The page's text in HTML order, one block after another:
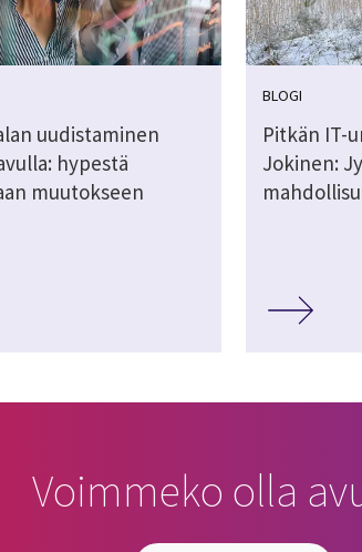
uudistaminen
hypestä
muutokseen
BLOGI
Pitkän IT-
Jokinen:
Voimmeko olla